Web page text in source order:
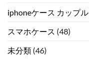
iphoneケース カップル
スマホケース (48)
未分類 (46)